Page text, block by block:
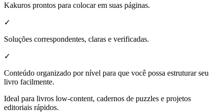
Kakuros prontos para colocar em suas páginas.
✓
Soluções correspondentes, claras e verificadas.
✓
Conteúdo organizado por nível para que você possa estruturar seu
livro facilmente.
Ideal para livros low-content, cadernos de puzzles e projetos
editoriais rápidos.